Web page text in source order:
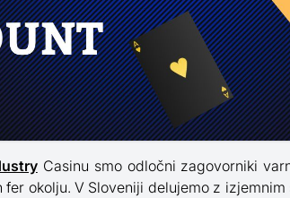
Casinu smo odločni zagovorniki
okolju. V Sloveniji delujemo z